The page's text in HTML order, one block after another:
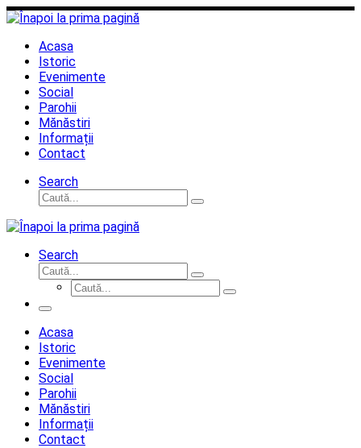
Sari
la
conținutAcasa
Istoric
Evenimente
Social
Parohii
Mănăstiri
Informații
Contact
Search
Căutare
Caută...
Search
Căutare
Caută...
Căutare
Caută...
Meniu
Acasa
Istoric
Evenimente
Social
Parohii
Mănăstiri
Informații
Contact